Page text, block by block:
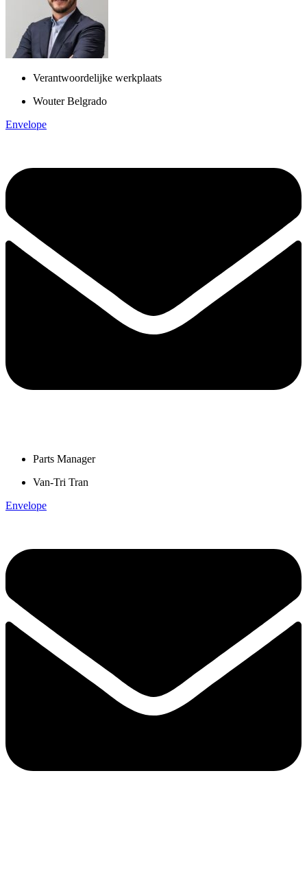
Verantwoordelijke werkplaats
Wouter Belgrado
Envelope
Parts Manager
Van-Tri Tran
Envelope